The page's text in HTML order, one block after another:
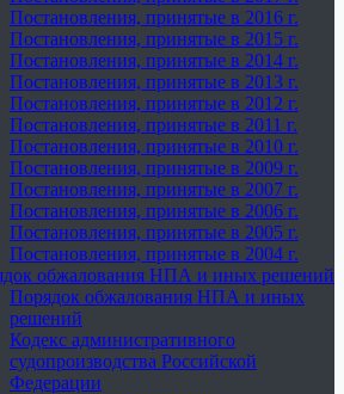
Постановления, принятые в 2016 г.
Постановления, принятые в 2015 г.
Постановления, принятые в 2014 г.
Постановления, принятые в 2013 г.
Постановления, принятые в 2012 г.
Постановления, принятые в 2011 г.
Постановления, принятые в 2010 г.
Постановления, принятые в 2009 г.
Постановления, принятые в 2007 г.
Постановления, принятые в 2006 г.
Постановления, принятые в 2005 г.
Постановления, принятые в 2004 г.
обжалования НПА и иных решений
Порядок обжалования НПА и иных
решений
Кодекс административного
судопроизводства Российской
Федерации